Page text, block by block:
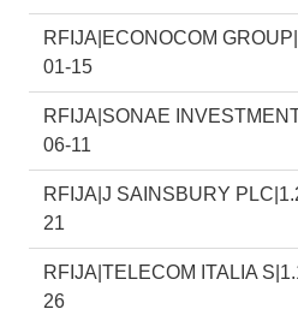
RFIJA|ECONOCOM
01-15
RFIJA|SONAE
06-11
RFIJA|J SAINSBURY
21
RFIJA|TELECOM ITALIA
26